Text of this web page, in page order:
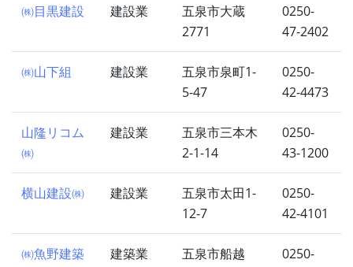
㈱目黒建設 建設業
五泉市大蔵
2771
0250-
47-2402
㈱山下組 建設業
五泉市泉町1-
5-47
0250-
42-4473
山隆リコム
㈱
建設業
五泉市三本木
2-1-14
0250-
43-1200
横山建設㈱ 建設業
五泉市太田1-
12-7
0250-
42-4101
㈱魚野建築 建築業
五泉市船越
0250-